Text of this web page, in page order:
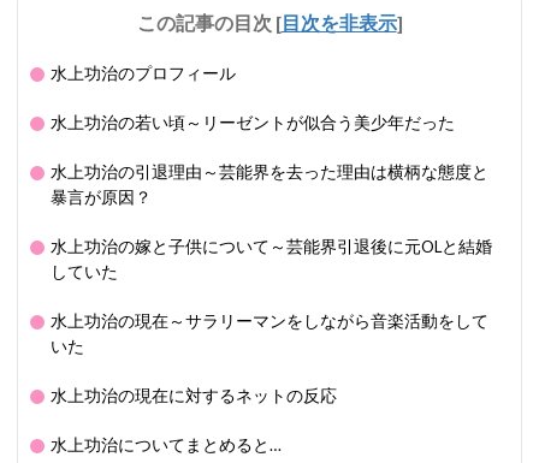
この記事の目次 [目次を非表示]
水上功治のプロフィール
水上功治の若い頃～リーゼントが似合う美少年だった
水上功治の引退理由～芸能界を去った理由は横柄な態度と
暴言が原因？
水上功治の嫁と子供について～芸能界引退後に元OLと結婚
していた
水上功治の現在～サラリーマンをしながら音楽活動をして
いた
水上功治の現在に対するネットの反応
水上功治についてまとめると…